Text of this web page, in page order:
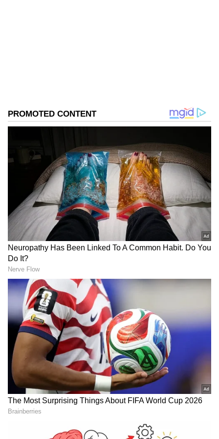
అయితే ఈ కార్య‌క్ర‌మానికి మ‌హిళా ప్ర‌జా ప్ర‌తినిధుల
స్థానంలో భర్తలు హాజరు కావడానికి సంబంధిత అధికారి
అనుమతించారనే ఆరోపణలు వ‌స్తున్నాయి. అయితే ఈ
ఆరోప‌ణ‌ల్లో నిజా నిజాలు తెలుసుకుని తగిన చర్యలు
తీసుకోవాలని జిల్లా యంత్రాంగం నిర్ణయించింది. ఈ
విష‌యంలో దామోహ్ పంచాయితీ చీఫ్ ఎగ్జిక్యూటివ్ ఆఫీసర్
(CEO) అజయ్ శ్రీవాస్తవ మీడియాతో మాట్లాడుతూ.. ఘటన
నిబంధనలకు విరుద్ధంగా కనిపిస్తోందని అన్నారు. ఈ
DOWNLOAD APP